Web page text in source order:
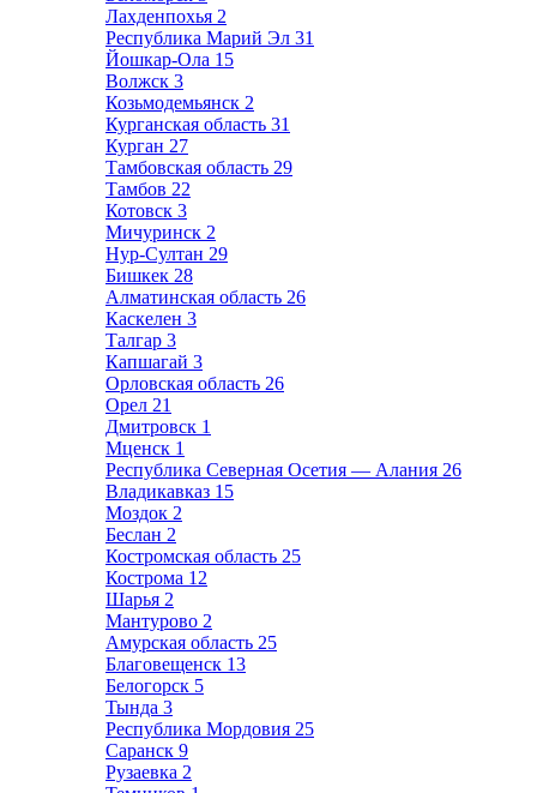
Лахденпохья 2
Республика Марий Эл 31
Йошкар-Ола 15
Волжск 3
Козьмодемьянск 2
Курганская область 31
Курган 27
Тамбовская область 29
Тамбов 22
Котовск 3
Мичуринск 2
Нур-Султан 29
Бишкек 28
Алматинская область 26
Каскелен 3
Талгар 3
Капшагай 3
Орловская область 26
Орел 21
Дмитровск 1
Мценск 1
Республика Северная Осетия — Алания 26
Владикавказ 15
Моздок 2
Беслан 2
Костромская область 25
Кострома 12
Шарья 2
Мантурово 2
Амурская область 25
Благовещенск 13
Белогорск 5
Тында 3
Республика Мордовия 25
Саранск 9
Рузаевка 2